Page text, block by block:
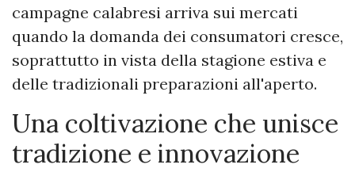
campagne calabresi arriva sui mercati
quando la domanda dei consumatori cresce,
soprattutto in vista della stagione estiva e
delle tradizionali preparazioni all'aperto.
Una coltivazione che unisce
tradizione e innovazione